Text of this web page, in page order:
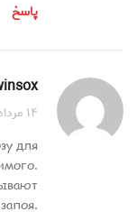
پاسخ
۱۴ مرداد ۱۴۰۵ در ۷:۳۹ ب.ظ
для